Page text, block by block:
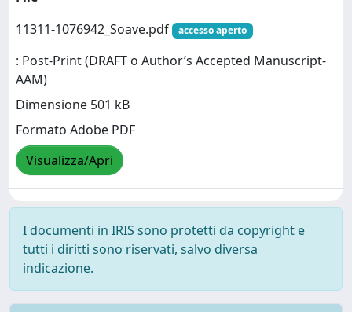
11311-1076942_Soave.pdf
accesso aperto
: Post-Print (DRAFT o Author’s Accepted Manuscript-
AAM)
Dimensione 501 kB
Formato Adobe PDF
Visualizza/Apri
I documenti in IRIS sono protetti da copyright e
tutti i diritti sono riservati, salvo diversa
indicazione.